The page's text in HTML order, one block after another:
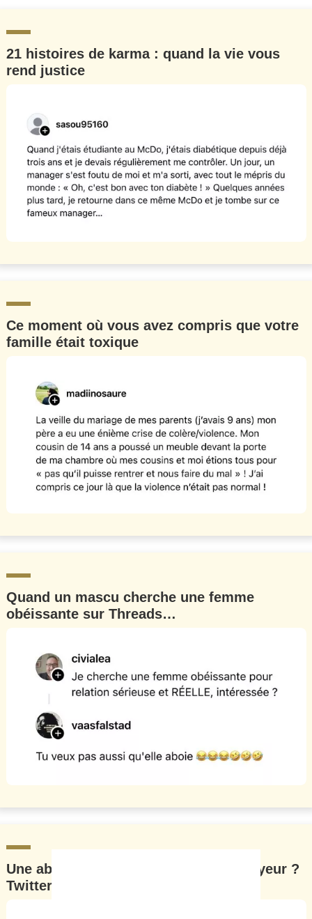
21 histoires de karma : quand la vie vous
rend justice
Ce moment où vous avez compris que votre
famille était toxique
Quand un mascu cherche une femme
obéissante sur Threads…
Une abeille peut-elle changer d’employeur ?
Twitter a la réponse